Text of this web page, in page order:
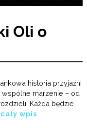
Oli o
historia przyjaźni
marzenie – od
Każda będzie
wpis